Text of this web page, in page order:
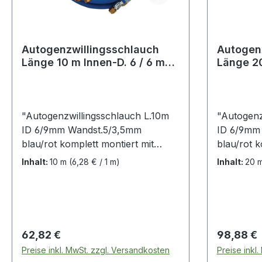
Autogenzwillingsschlauch
Länge 10 m Innen-D. 6 / 6 mm
"Autogenzwillingsschlauch L.10m
ID 6/9mm Wandst.5/3,5mm
blau/rot komplett montiert mit
Überwurfmutter und Schlauchtülle
mm beidseitig 1/4"" RH
Acetylenschlauch: 9 x 3,5 mm
Inhalt: 10 m (6,28 € / 1 m)
Regulärer Preis:
62,82 €
Preise inkl. MwSt. zzgl. Versandkosten
Länge
ID 6/
blau/rot
mm
Inhalt: 20
Regulärer
98,88 €
Preise inkl.